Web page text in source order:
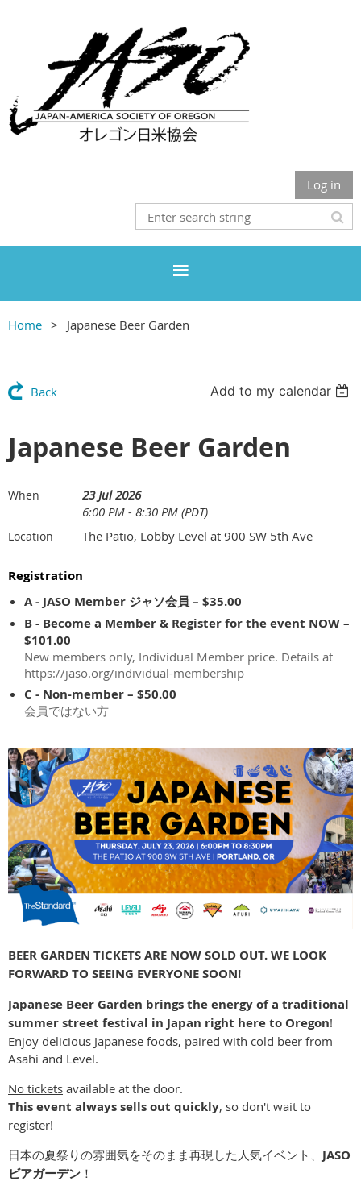
Log in
Home Japanese Beer Garden
Back Add to my calendar
Japanese Beer Garden
When
23 Jul 2026
6:00 PM - 8:30 PM (PDT)
Location The Patio, Lobby Level at 900 SW 5th Ave
Registration
A - JASO Member ジャソ会員 – $35.00
B - Become a Member & Register for the event NOW –
$101.00
New members only, Individual Member price. Details at
https://jaso.org/individual-membership
C - Non-member – $50.00
会員ではない方
BEER GARDEN TICKETS ARE NOW SOLD OUT. WE LOOK
FORWARD TO SEEING EVERYONE SOON!
Japanese Beer Garden brings the energy of a traditional
summer street festival in Japan right here to Oregon!
Enjoy delicious Japanese foods, paired with cold beer from
Asahi and Level.
No tickets available at the door.
This event always sells out quickly, so don't wait to
register!
日本の夏祭りの雰囲気をそのまま再現した人気イベント、 JASO
ビアガーデン ！